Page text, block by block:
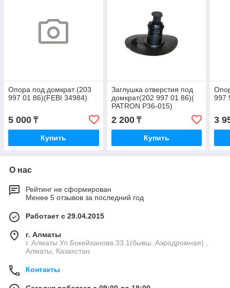
Опора под домкрат (203
997 01 86)(FEBI 34984)
5 000 ₸
Купить
Заглушка отверстия под
домкрат(202 997 01 86)(
PATRON P36-015)
2 200₸
Купить
997
3
О нас
Рейтинг не сформирован
Менее 5 отзывов за последний год
Работает с 29.04.2015
г. Алматы
г. Алматы Ул.Бокейханова 33.1(бывш. Аэродромная) ,
Алматы, Казахстан
Контакты